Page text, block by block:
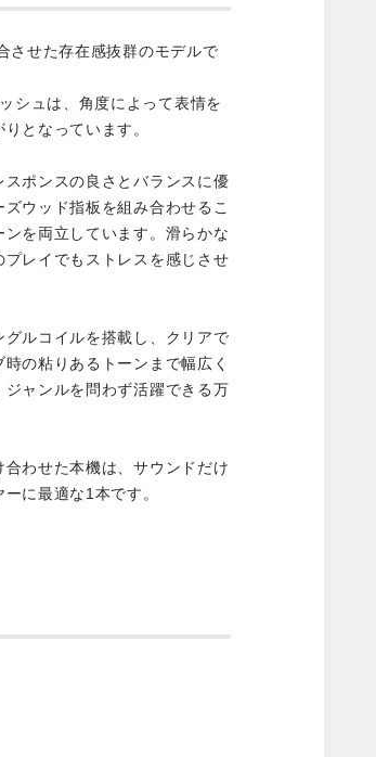
させた存在感抜群のモデルで
シュは、角度によって表情を
となっています。
ポンスの良さとバランスに優
ウッド指板を組み合わせるこ
を両立しています。滑らかな
レイでもストレスを感じさせ
ルコイルを搭載し、クリアで
の粘りあるトーンまで幅広く
ャンルを問わず活躍できる万
わせた本機は、サウンドだけ
に最適な1本です。